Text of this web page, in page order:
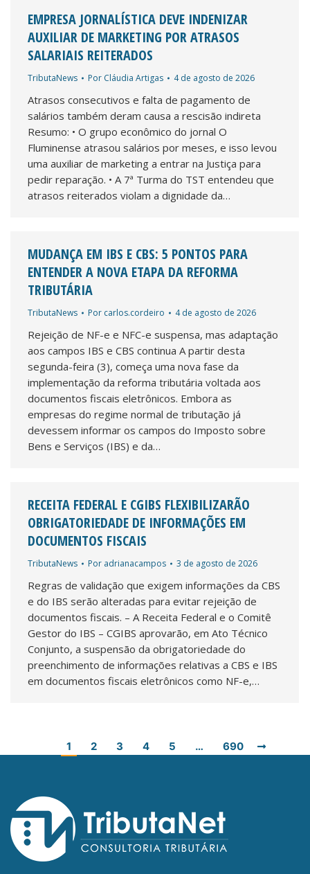
EMPRESA JORNALÍSTICA DEVE INDENIZAR
AUXILIAR DE MARKETING POR ATRASOS
SALARIAIS REITERADOS
TributaNews Por Cláudia Artigas 4 de agosto de 2026
Atrasos consecutivos e falta de pagamento de
salários também deram causa a rescisão indireta
Resumo: • O grupo econômico do jornal O
Fluminense atrasou salários por meses, e isso levou
uma auxiliar de marketing a entrar na Justiça para
pedir reparação. • A 7ª Turma do TST entendeu que
atrasos reiterados violam a dignidade da…
MUDANÇA EM IBS E CBS: 5 PONTOS PARA
ENTENDER A NOVA ETAPA DA REFORMA
TRIBUTÁRIA
TributaNews Por carlos.cordeiro 4 de agosto de 2026
Rejeição de NF-e e NFC-e suspensa, mas adaptação
aos campos IBS e CBS continua A partir desta
segunda-feira (3), começa uma nova fase da
implementação da reforma tributária voltada aos
documentos fiscais eletrônicos. Embora as
empresas do regime normal de tributação já
devessem informar os campos do Imposto sobre
Bens e Serviços (IBS) e da…
RECEITA FEDERAL E CGIBS FLEXIBILIZARÃO
OBRIGATORIEDADE DE INFORMAÇÕES EM
DOCUMENTOS FISCAIS
TributaNews Por adrianacampos 3 de agosto de 2026
Regras de validação que exigem informações da CBS
e do IBS serão alteradas para evitar rejeição de
documentos fiscais. – A Receita Federal e o Comitê
Gestor do IBS – CGIBS aprovarão, em Ato Técnico
Conjunto, a suspensão da obrigatoriedade do
preenchimento de informações relativas a CBS e IBS
em documentos fiscais eletrônicos como NF-e,…
1 2 3 4 5 … 690